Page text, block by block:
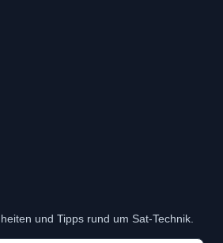
und Tipps rund um Sat-Technik.